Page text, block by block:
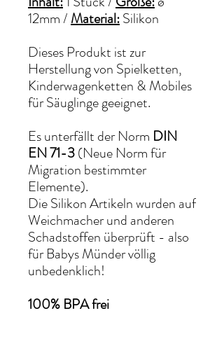
12mm/Material:Silikon
Dieses Produkt ist zur
Herstellung von Spielketten,
Kinderwagenketten & Mobiles
für Säuglinge geeignet.
Es unterfällt der Norm DIN
EN 71-3(Neue Norm für
Migration bestimmter
Elemente).
Die Silikon Artikeln wurden auf
Weichmacher und anderen
Schadstoffen überprüft - also
für Babys Münder völlig
unbedenklich!
100% BPA frei